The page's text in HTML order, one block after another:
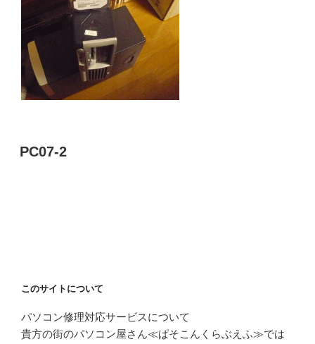
PC07-2
このサイトについて
パソコン修理対応サービスについて
貴方の街のパソコン屋さん≪ぱそこんくらぶえふ≫では